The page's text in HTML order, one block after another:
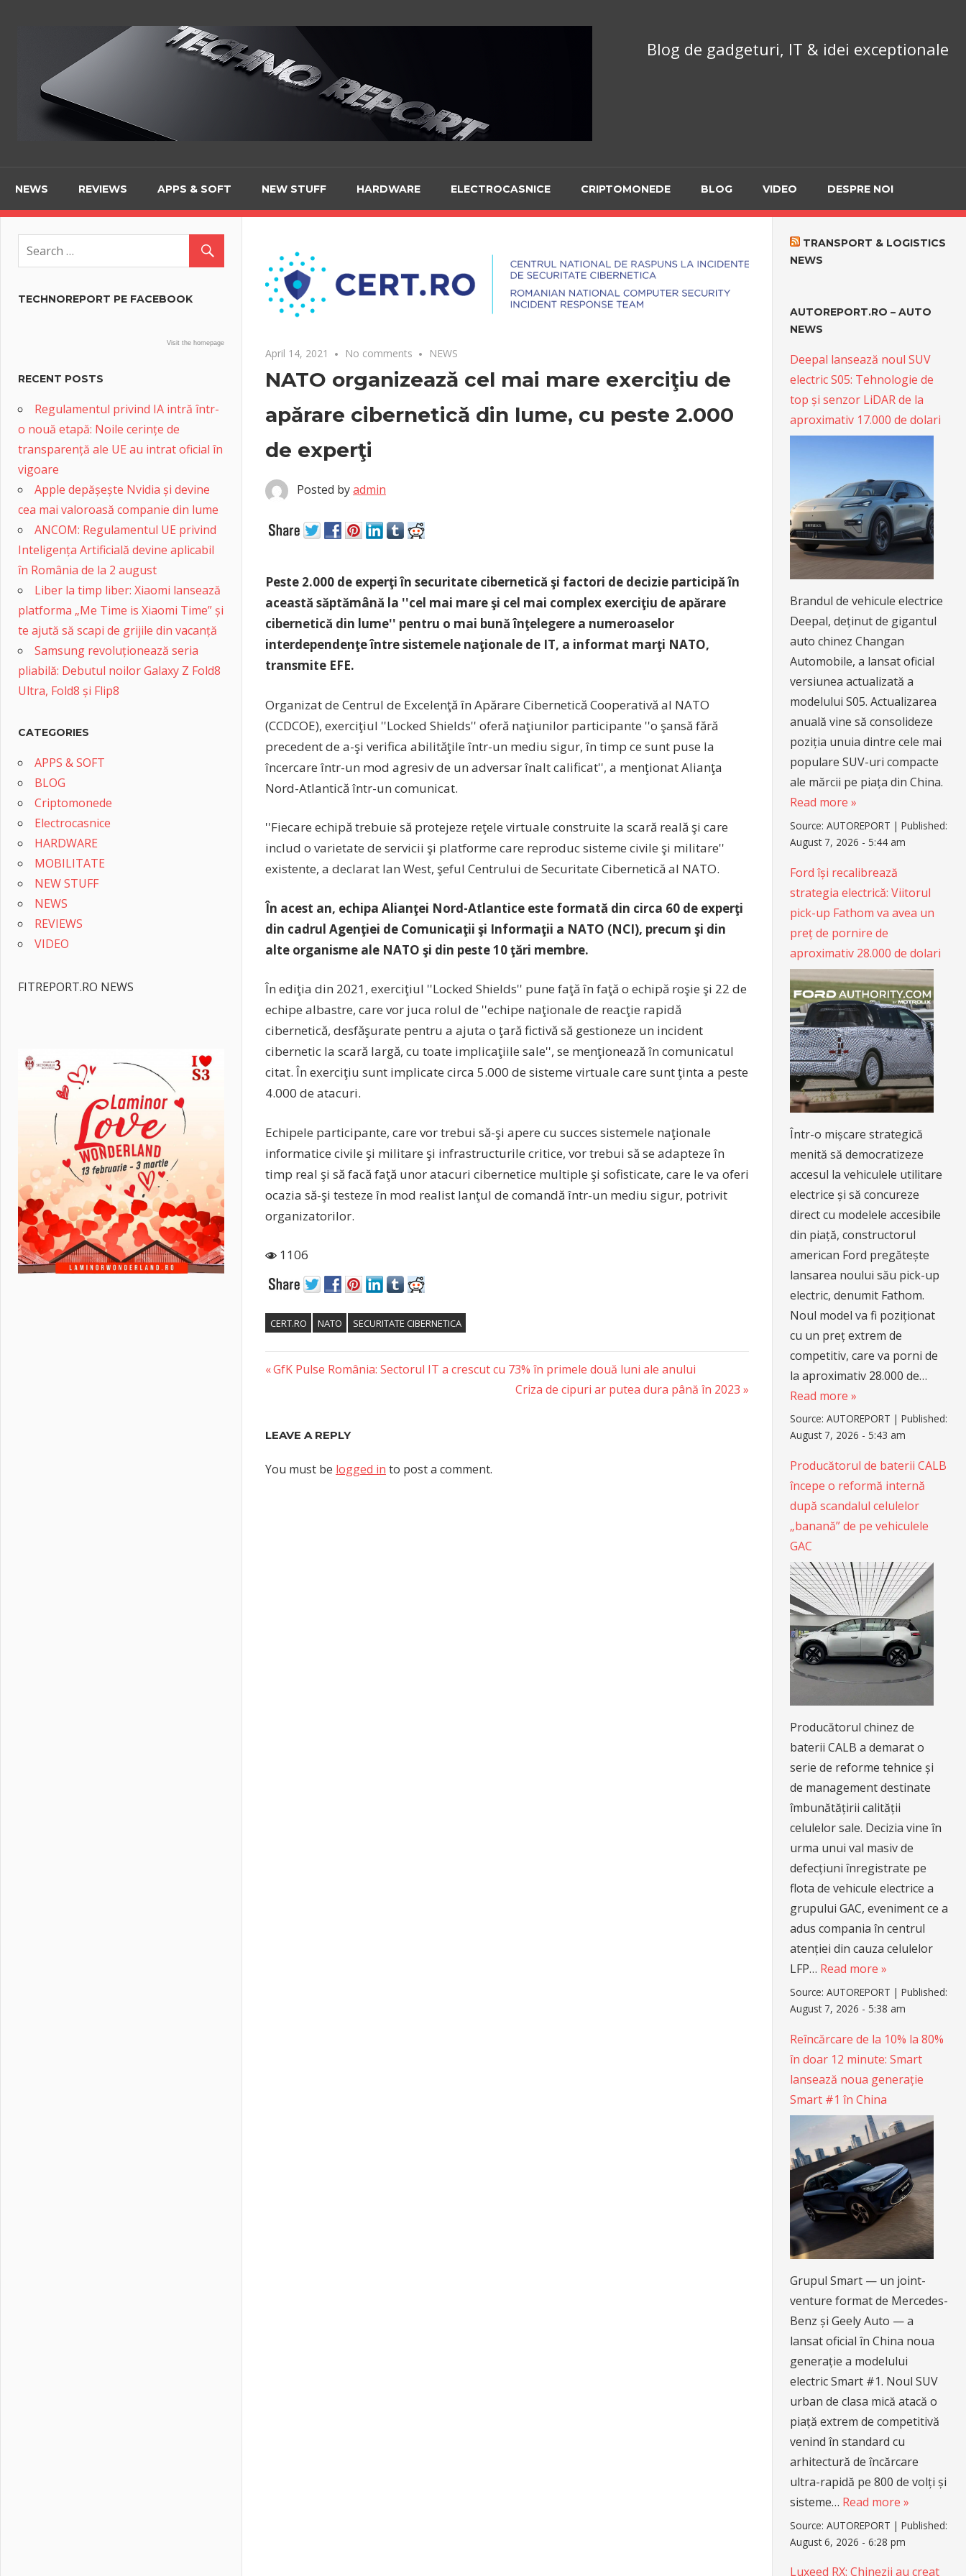
TechnoReport.ro
Blog de gadgeturi, IT & idei exceptionale
NEWS REVIEWS APPS & SOFT NEW STUFF HARDWARE ELECTROCASNICE CRIPTOMONEDE BLOG VIDEO DESPRE NOI
April 14, 2021 No comments NEWS
NATO organizează cel mai mare exerciţiu de
apărare cibernetică din lume, cu peste 2.000
de experţi
Posted byadmin
Peste 2.000 de experţi în securitate cibernetică şi factori de decizie participă în
această săptămână la ''cel mai mare şi cel mai complex exerciţiu de apărare
cibernetică din lume'' pentru o mai bună înţelegere a numeroaselor
interdependenţe între sistemele naţionale de IT, a informat marţi NATO,
transmite EFE.
Organizat de Centrul de Excelenţă în Apărare Cibernetică Cooperativă al NATO
(CCDCOE), exerciţiul ''Locked Shields'' oferă naţiunilor participante ''o şansă fără
precedent de a-şi verifica abilităţile într-un mediu sigur, în timp ce sunt puse la
încercare într-un mod agresiv de un adversar înalt calificat'', a menţionat Alianţa
Nord-Atlantică într-un comunicat.
''Fiecare echipă trebuie să protejeze reţele virtuale construite la scară reală şi care
includ o varietate de servicii şi platforme care reproduc sisteme civile şi militare''
existente, a declarat Ian West, şeful Centrului de Securitate Cibernetică al NATO.
În acest an, echipa Alianţei Nord-Atlantice este formată din circa 60 de experţi
din cadrul Agenţiei de Comunicaţii şi Informaţii a NATO (NCI), precum şi din
alte organisme ale NATO şi din peste 10 ţări membre.
În ediţia din 2021, exerciţiul ''Locked Shields'' pune faţă în faţă o echipă roşie şi 22 de
echipe albastre, care vor juca rolul de ''echipe naţionale de reacţie rapidă
cibernetică, desfăşurate pentru a ajuta o ţară fictivă să gestioneze un incident
cibernetic la scară largă, cu toate implicaţiile sale'', se menţionează în comunicatul
citat. În exerciţiu sunt implicate circa 5.000 de sisteme virtuale care sunt ţinta a peste
4.000 de atacuri.
Echipele participante, care vor trebui să-şi apere cu succes sistemele naţionale
informatice civile şi militare şi infrastructurile critice, vor trebui să se adapteze în
timp real şi să facă faţă unor atacuri cibernetice multiple şi sofisticate, care le va oferi
ocazia să-şi testeze în mod realist lanţul de comandă într-un mediu sigur, potrivit
organizatorilor.
1106
CERT.RO NATO SECURITATE CIBERNETICA
Post
Previous
GfK Pulse România: Sectorul IT a crescut cu 73% în primele două luni ale anului
Next
Criza de cipuri ar putea dura până în 2023
LEAVE A REPLY
You must be logged in to post a comment.
TECHNOREPORT PE FACEBOOK
Visit the homepage
RECENT POSTS
Regulamentul privind IA intră într-
o nouă etapă: Noile cerințe de
transparență ale UE au intrat oficial în
vigoare
Apple depășește Nvidia și devine
cea mai valoroasă companie din lume
ANCOM: Regulamentul UE privind
Inteligența Artificială devine aplicabil
în România de la 2 august
Liber la timp liber: Xiaomi lansează
platforma „Me Time is Xiaomi Time” și
te ajută să scapi de grijile din vacanță
Samsung revoluționează seria
pliabilă: Debutul noilor Galaxy Z Fold8
Ultra, Fold8 și Flip8
CATEGORIES
APPS & SOFT
BLOG
Criptomonede
Electrocasnice
HARDWARE
MOBILITATE
NEW STUFF
NEWS
REVIEWS
VIDEO
FITREPORT.RO NEWS
TRANSPORT & LOGISTICS
NEWS
AUTOREPORT.RO – AUTO
NEWS
Deepal lansează noul SUV
electric S05: Tehnologie de
top și senzor LiDAR de la
aproximativ 17.000 de dolari
Brandul de vehicule electrice
Deepal, deținut de gigantul
auto chinez Changan
Automobile, a lansat oficial
versiunea actualizată a
modelului S05. Actualizarea
anuală vine să consolideze
poziția unuia dintre cele mai
populare SUV-uri compacte
ale mărcii pe piața din China.
Read more »
Source:AUTOREPORT |Published:
August 7, 2026 - 5:44 am
Ford își recalibrează
strategia electrică: Viitorul
pick-up Fathom va avea un
preț de pornire de
aproximativ 28.000 de dolari
Într-o mișcare strategică
menită să democratizeze
accesul la vehiculele utilitare
electrice și să concureze
direct cu modelele accesibile
din piață, constructorul
american Ford pregătește
lansarea noului său pick-up
electric, denumit Fathom.
Noul model va fi poziționat
cu un preț extrem de
competitiv, care va porni de
la aproximativ 28.000 de…
Read more »
Source:AUTOREPORT |Published:
August 7, 2026 - 5:43 am
Producătorul de baterii CALB
începe o reformă internă
după scandalul celulelor
„banană” de pe vehiculele
GAC
Producătorul chinez de
baterii CALB a demarat o
serie de reforme tehnice și
de management destinate
îmbunătățirii calității
celulelor sale. Decizia vine în
urma unui val masiv de
defecțiuni înregistrate pe
flota de vehicule electrice a
grupului GAC, eveniment ce a
adus compania în centrul
atenției din cauza celulelor
LFP… Read more »
Source:AUTOREPORT |Published:
August 7, 2026 - 5:38 am
Reîncărcare de la 10% la 80%
în doar 12 minute: Smart
lansează noua generație
Smart #1 în China
Grupul Smart — un joint-
venture format de Mercedes-
Benz și Geely Auto — a
lansat oficial în China noua
generație a modelului
electric Smart #1. Noul SUV
urban de clasa mică atacă o
piață extrem de competitivă
venind în standard cu
arhitectură de încărcare
ultra-rapidă pe 800 de volți și
sisteme… Read more »
Source:AUTOREPORT |Published:
August 6, 2026 - 6:28 pm
Luxeed RX: Chinezii au creat